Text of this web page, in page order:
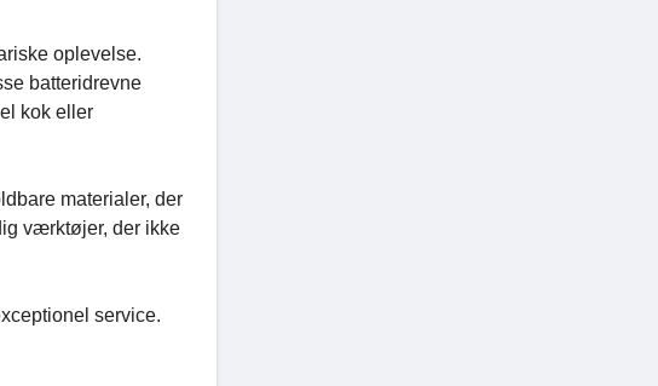
oplevelse.
batteridrevne
kok eller
materialer, der
værktøjer, der ikke
service.